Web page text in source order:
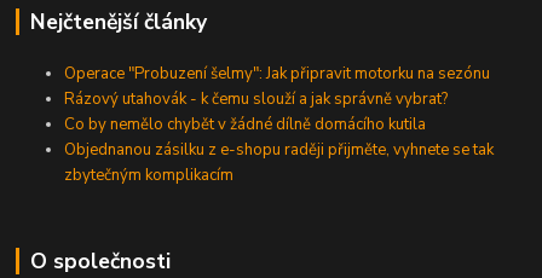
Nejčtenější články
Operace "Probuzení šelmy": Jak připravit motorku na sezónu
Rázový utahovák - k čemu slouží a jak správně vybrat?
Co by nemělo chybět v žádné dílně domácího kutila
Objednanou zásilku z e-shopu raději přijměte, vyhnete se tak
zbytečným komplikacím
O společnosti